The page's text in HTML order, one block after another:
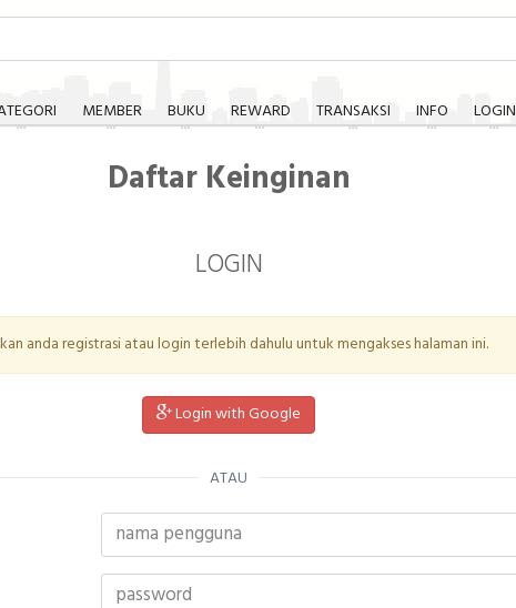
MEMBER BUKU REWARD TRANSAKSI INFO LOGIN
Daftar Keinginan
LOGIN
anda registrasi atau login terlebih dahulu untuk mengakses halaman ini.
Login with Google
ATAU